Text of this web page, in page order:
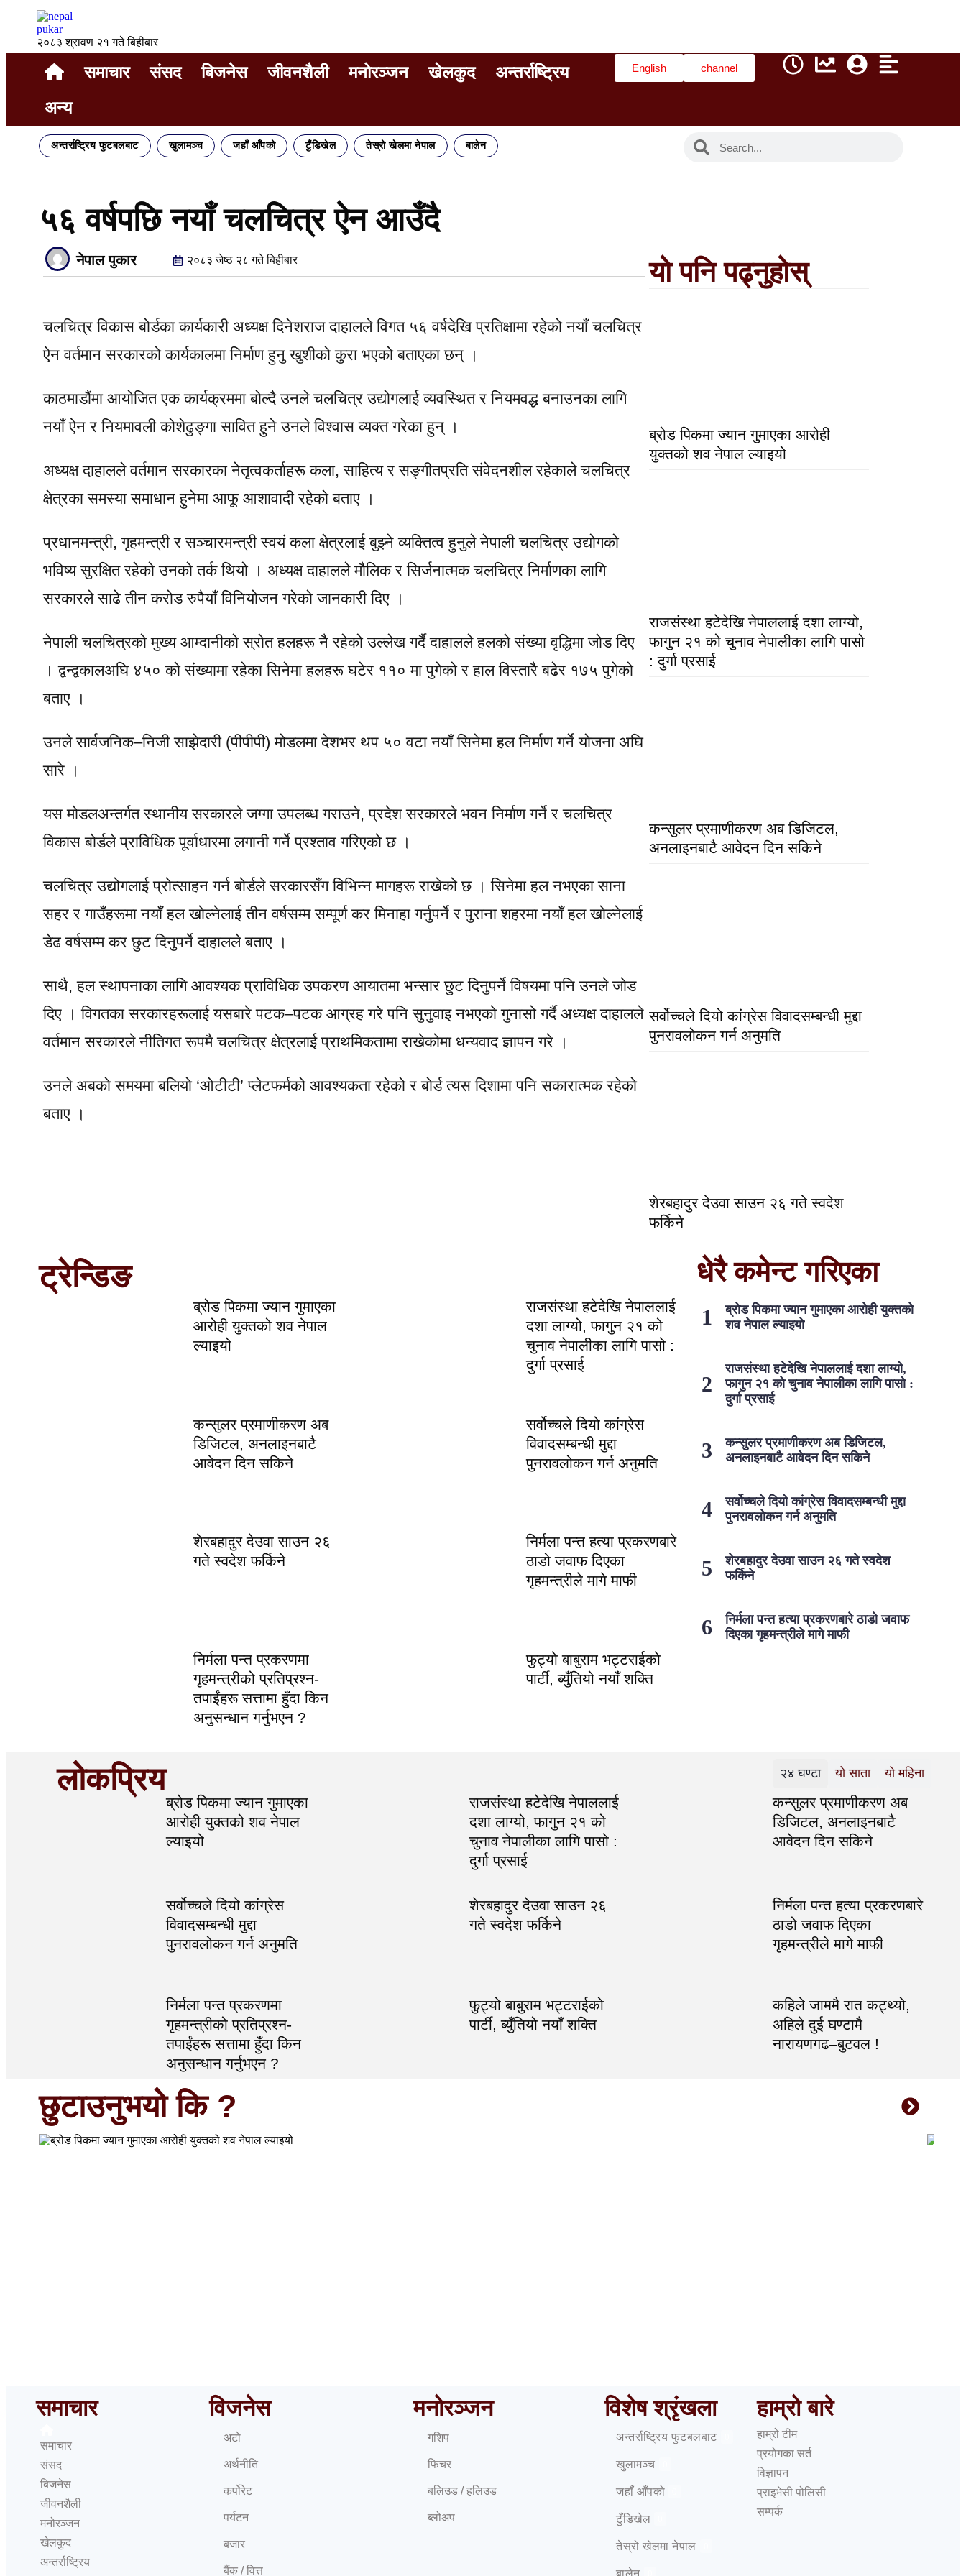
२०८३ श्रावण २१ गते बिहीबार
समाचार संसद बिजनेस जीवनशैली मनोरञ्जन खेलकुद
अन्तर्राष्ट्रिय
अन्य
English channel
अन्तर्राष्ट्रिय फुटबलबाट खुलामञ्च जहाँ आँपको टुँडिखेल तेस्रो खेलमा नेपाल बालेन
५६ वर्षपछि नयाँ चलचित्र ऐन आउँदै
नेपाल पुकार २०८३ जेष्ठ २८ गते बिहीबार
चलचित्र विकास बोर्डका कार्यकारी अध्यक्ष दिनेशराज दाहालले विगत ५६ वर्षदेखि प्रतिक्षामा रहेको नयाँ चलचित्र
ऐन वर्तमान सरकारको कार्यकालमा निर्माण हुनु खुशीको कुरा भएको बताएका छन् ।
काठमाडौंमा आयोजित एक कार्यक्रममा बोल्दै उनले चलचित्र उद्योगलाई व्यवस्थित र नियमवद्ध बनाउनका लागि
नयाँ ऐन र नियमावली कोशेढुङ्गा सावित हुने उनले विश्वास व्यक्त गरेका हुन् ।
अध्यक्ष दाहालले वर्तमान सरकारका नेतृत्वकर्ताहरू कला, साहित्य र सङ्गीतप्रति संवेदनशील रहेकाले चलचित्र
क्षेत्रका समस्या समाधान हुनेमा आफू आशावादी रहेको बताए ।
प्रधानमन्त्री, गृहमन्त्री र सञ्चारमन्त्री स्वयं कला क्षेत्रलाई बुझ्ने व्यक्तित्व हुनुले नेपाली चलचित्र उद्योगको
भविष्य सुरक्षित रहेको उनको तर्क थियो । अध्यक्ष दाहालले मौलिक र सिर्जनात्मक चलचित्र निर्माणका लागि
सरकारले साढे तीन करोड रुपैयाँ विनियोजन गरेको जानकारी दिए ।
नेपाली चलचित्रको मुख्य आम्दानीको स्रोत हलहरू नै रहेको उल्लेख गर्दै दाहालले हलको संख्या वृद्धिमा जोड दिए
। द्वन्द्वकालअघि ४५० को संख्यामा रहेका सिनेमा हलहरू घटेर ११० मा पुगेको र हाल विस्तारै बढेर १७५ पुगेको
बताए ।
उनले सार्वजनिक–निजी साझेदारी (पीपीपी) मोडलमा देशभर थप ५० वटा नयाँ सिनेमा हल निर्माण गर्ने योजना अघि
सारे ।
यस मोडलअन्तर्गत स्थानीय सरकारले जग्गा उपलब्ध गराउने, प्रदेश सरकारले भवन निर्माण गर्ने र चलचित्र
विकास बोर्डले प्राविधिक पूर्वाधारमा लगानी गर्ने प्रश्ताव गरिएको छ ।
चलचित्र उद्योगलाई प्रोत्साहन गर्न बोर्डले सरकारसँग विभिन्न मागहरू राखेको छ । सिनेमा हल नभएका साना
सहर र गाउँहरूमा नयाँ हल खोल्नेलाई तीन वर्षसम्म सम्पूर्ण कर मिनाहा गर्नुपर्ने र पुराना शहरमा नयाँ हल खोल्नेलाई
डेढ वर्षसम्म कर छुट दिनुपर्ने दाहालले बताए ।
साथै, हल स्थापनाका लागि आवश्यक प्राविधिक उपकरण आयातमा भन्सार छुट दिनुपर्ने विषयमा पनि उनले जोड
दिए । विगतका सरकारहरूलाई यसबारे पटक–पटक आग्रह गरे पनि सुनुवाइ नभएको गुनासो गर्दै अध्यक्ष दाहालले
वर्तमान सरकारले नीतिगत रूपमै चलचित्र क्षेत्रलाई प्राथमिकतामा राखेकोमा धन्यवाद ज्ञापन गरे ।
उनले अबको समयमा बलियो ‘ओटीटी’ प्लेटफर्मको आवश्यकता रहेको र बोर्ड त्यस दिशामा पनि सकारात्मक रहेको
बताए ।
यो पनि पढ्नुहोस्
ब्रोड पिकमा ज्यान गुमाएका आरोही
युक्तको शव नेपाल ल्याइयो
राजसंस्था हटेदेखि नेपाललाई दशा लाग्यो,
फागुन २१ को चुनाव नेपालीका लागि पासो
: दुर्गा प्रसाई
कन्सुलर प्रमाणीकरण अब डिजिटल,
अनलाइनबाटै आवेदन दिन सकिने
सर्वोच्चले दियो कांग्रेस विवादसम्बन्धी मुद्दा
पुनरावलोकन गर्न अनुमति
शेरबहादुर देउवा साउन २६ गते स्वदेश
फर्किने
ट्रेन्डिङ
ब्रोड पिकमा ज्यान गुमाएका
आरोही युक्तको शव नेपाल
ल्याइयो
राजसंस्था हटेदेखि नेपाललाई
दशा लाग्यो, फागुन २१ को
चुनाव नेपालीका लागि पासो :
दुर्गा प्रसाई
कन्सुलर प्रमाणीकरण अब
डिजिटल, अनलाइनबाटै
आवेदन दिन सकिने
सर्वोच्चले दियो कांग्रेस
विवादसम्बन्धी मुद्दा
पुनरावलोकन गर्न अनुमति
शेरबहादुर देउवा साउन २६
गते स्वदेश फर्किने
निर्मला पन्त हत्या प्रकरणबारे
ठाडो जवाफ दिएका
गृहमन्त्रीले मागे माफी
निर्मला पन्त प्रकरणमा
गृहमन्त्रीको प्रतिप्रश्न-
तपाईंहरू सत्तामा हुँदा किन
अनुसन्धान गर्नुभएन ?
फुट्यो बाबुराम भट्टराईको
पार्टी, ब्युँतियो नयाँ शक्ति
धेरै कमेन्ट गरिएका
ब्रोड पिकमा ज्यान गुमाएका आरोही युक्तको
शव नेपाल ल्याइयो
राजसंस्था हटेदेखि नेपाललाई दशा लाग्यो,
फागुन २१ को चुनाव नेपालीका लागि पासो :
दुर्गा प्रसाई
कन्सुलर प्रमाणीकरण अब डिजिटल,
अनलाइनबाटै आवेदन दिन सकिने
सर्वोच्चले दियो कांग्रेस विवादसम्बन्धी मुद्दा
पुनरावलोकन गर्न अनुमति
शेरबहादुर देउवा साउन २६ गते स्वदेश
फर्किने
निर्मला पन्त हत्या प्रकरणबारे ठाडो जवाफ
दिएका गृहमन्त्रीले मागे माफी
लोकप्रिय २४ घण्टा यो साता यो महिना
ब्रोड पिकमा ज्यान गुमाएका
आरोही युक्तको शव नेपाल
ल्याइयो
राजसंस्था हटेदेखि नेपाललाई
दशा लाग्यो, फागुन २१ को
चुनाव नेपालीका लागि पासो :
दुर्गा प्रसाई
कन्सुलर प्रमाणीकरण अब
डिजिटल, अनलाइनबाटै
आवेदन दिन सकिने
सर्वोच्चले दियो कांग्रेस
विवादसम्बन्धी मुद्दा
पुनरावलोकन गर्न अनुमति
शेरबहादुर देउवा साउन २६
गते स्वदेश फर्किने
निर्मला पन्त हत्या प्रकरणबारे
ठाडो जवाफ दिएका
गृहमन्त्रीले मागे माफी
निर्मला पन्त प्रकरणमा
गृहमन्त्रीको प्रतिप्रश्न-
तपाईंहरू सत्तामा हुँदा किन
अनुसन्धान गर्नुभएन ?
फुट्यो बाबुराम भट्टराईको
पार्टी, ब्युँतियो नयाँ शक्ति
कहिले जाममै रात कट्थ्यो,
अहिले दुई घण्टामै
नारायणगढ–बुटवल !
छुटाउनुभयो कि ?
समाचार
समाचार
संसद
बिजनेस
जीवनशैली
मनोरञ्जन
खेलकुद
अन्तर्राष्ट्रिय
विजनेस
अटो
अर्थनीति
कर्पोरेट
पर्यटन
बजार
बैंक / वित्त
मनोरञ्जन
गशिप
फिचर
बलिउड / हलिउड
ब्लोअप
विशेष श्रृंखला
अन्तर्राष्ट्रिय फुटबलबाट
खुलामञ्च
जहाँ आँपको
टुँडिखेल
तेस्रो खेलमा नेपाल
बालेन
हाम्रो बारे
हाम्रो टीम
प्रयोगका सर्त
विज्ञापन
प्राइभेसी पोलिसी
सम्पर्क